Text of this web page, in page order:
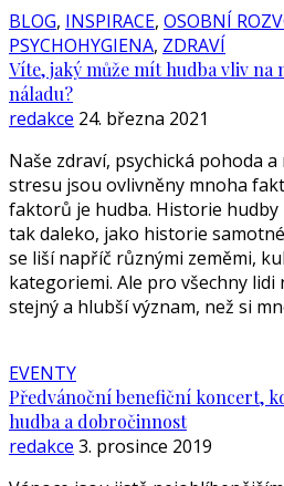
BLOG, INSPIRACE, OSOBNÍ
PSYCHOHYGIENA, ZDRAVÍ
Víte, jaký může mít hudba vliv na
náladu?
redakce 24. března 2021
Naše zdraví, psychická pohoda
stresu jsou ovlivněny mnoha
faktorů je hudba. Historie
tak daleko, jako historie
se liší napříč různými zeměmi,
kategoriemi. Ale pro všechny lidi
stejný a hlubší význam, než si
EVENTY
Předvánoční benefiční koncert,
hudba a dobročinnost
redakce 3. prosince 2019